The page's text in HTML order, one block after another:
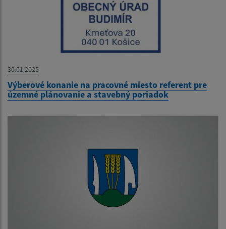
30.01.2025
Výberové konanie na pracovné miesto referent pre
územné plánovanie a stavebný poriadok